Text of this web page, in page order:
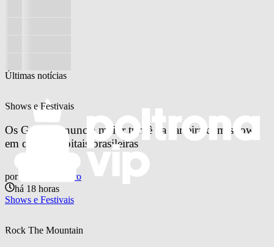
Últimas notícias
Shows e Festivais
Os Garotin anuncia maior turnê da carreira com shows
em quatro capitais brasileiras
por
Otavio Pinheiro
há 18 horas
Shows e Festivais
Rock The Mountain